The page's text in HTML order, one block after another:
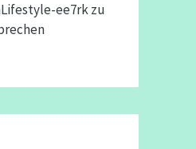
ee7rkzu